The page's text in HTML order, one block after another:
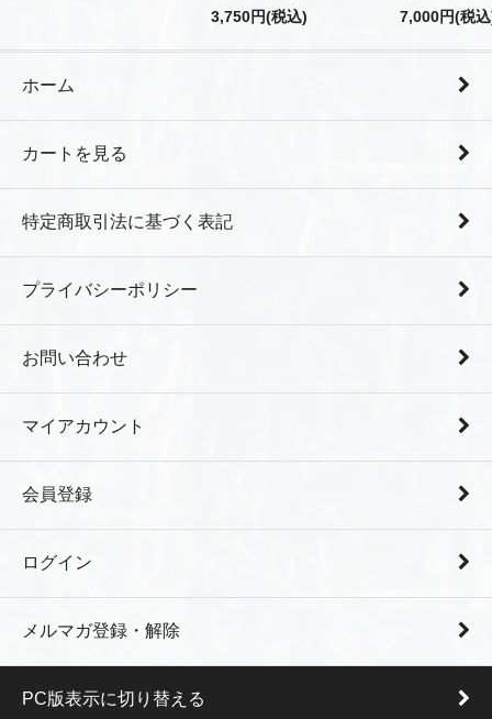
3,750円(税込)
7,000円(税
ホーム
カートを見る
特定商取引法に基づく表記
プライバシーポリシー
お問い合わせ
マイアカウント
会員登録
ログイン
メルマガ登録・解除
PC版表示に切り替える